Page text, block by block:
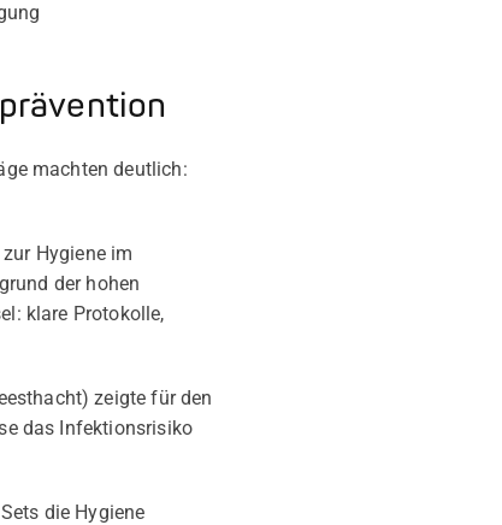
machten deutlich:
Hygiene im
der hohen
klare Protokolle,
zeigte für den
das Infektionsrisiko
die Hygiene